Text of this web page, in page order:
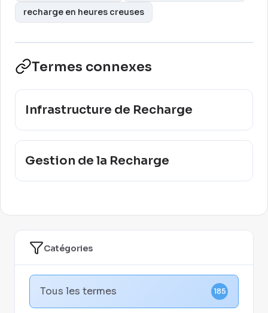
Catégories
Tous les termes 185
recharge en heures creuses
Termes connexes
Infrastructure de Recharge
Gestion de la Recharge